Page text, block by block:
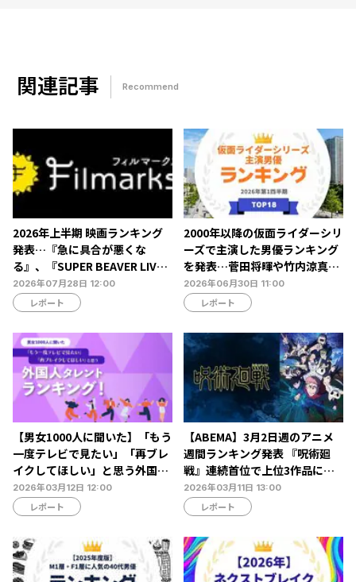
関連記事 Recommend
2026年上半期 映画ランキング
発表…『急に具合が悪くな
る』、『SUPER BEAVER LIVE
& DOCUMENTARY -現在地-』
が第1位を獲得【Filmarks調
べ】
2026年07月28日 12:00
レポート
2000年以降の仮面ライダーシリ
ーズで主演した男優ランキング
を発表…菅田将暉や竹内涼真ら
がランクイン【タレントパワー
ランキング】
2026年06月30日 11:00
レポート
【男女1000人に聞いた】「もう
一度テレビで見たい」「再ブレ
イクしてほしい」と思う外国人
タレントランキング…ボビー・
オロゴンやビビアン・スーらが
ランクイン【NEXER調査】
2026年03月12日 12:00
レポート
【ABEMA】3月2日週のアニメ
週間ランキング発表 『呪術廻
戦』連続首位で上位3作品に変
動なし
2026年03月11日 13:00
レポート